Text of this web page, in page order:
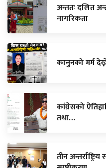
अन्ततः दलित
नागरिकता
कानुनको मर्म
कांग्रेसको
तथा…
तीन